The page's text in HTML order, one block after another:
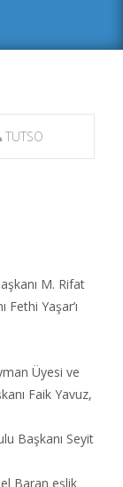
TUTSO
M. Rifat
Yaşar’ı
Üyesi ve
Faik Yavuz,
Başkanı Seyit
Baran eşlik